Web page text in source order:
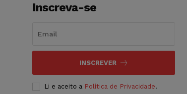
Inscreva-se
INSCREVER
Li e aceito a Política de Privacidade.